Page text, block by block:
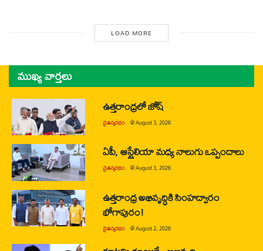
LOAD MORE
ముఖ్య వార్తలు
ఉత్తరాంధ్రలో జోష్
చైతన్యరధం @August 3, 2026
ఏపీ, ఆస్ట్రేలియా మధ్య నాలుగు ఒప్పందాలు
చైతన్యరధం @August 3, 2026
ఉత్తరాంధ్ర అభివృద్ధికి సింహద్వారం
భోగాపురం!
చైతన్యరధం @August 2, 2026